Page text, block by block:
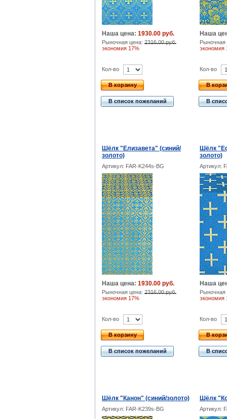
Наша цена: 1930.00 руб.
Рыночная цена: 2316.00 руб.
экономия 17%
Наша
экономия
Кол-во
В корзину
В список пожеланий
Кол-во
В
В
Шёлк "Елизавета" (синий/
золото)
Шёлк
золото)
Артикул: FAR-K244s-BG Артикул:
Наша цена: 1930.00 руб.
Рыночная цена: 2316.00 руб.
экономия 17%
Наша
экономия
Кол-во
В корзину
В список пожеланий
Кол-во
В
В
Шёлк "Канон" (синий/золото) Шёлк
Артикул: FAR-K239s-BG Артикул: